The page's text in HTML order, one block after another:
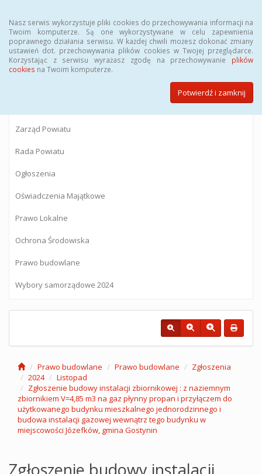
Nasz serwis wykorzystuje pliki cookies do przechowywania informacji na
Twoim komputerze. Są one wykorzystywane w celu zapewnienia
poprawnego działania serwisu. W każdej chwili możesz dokonać zmiany
ustawień dot. przechowywania plików cookies w Twojej przeglądarce.
Korzystając z serwisu wyrażasz zgodę na przechowywanie plików
cookies na Twoim komputerze.
Potwierdź i zamknij
BIULETYN INFORMACJI PUBLICZNEJ
Starostwa Powiatowego w Gostyninie
Zarząd Powiatu
Rada Powiatu
Ogłoszenia
Oświadczenia Majątkowe
Prawo Lokalne
Ochrona Środowiska
Prawo budowlane
Wybory samorządowe 2024
Prawo budowlane Prawo budowlane
Zgłoszenia
2024
Listopad
Zgłoszenie budowy instalacji zbiornikowej : z naziemnym
zbiornikiem V=4,85 m3 na gaz płynny propan i przyłączem do
użytkowanego budynku mieszkalnego jednorodzinnego i
budowa instalacji gazowej wewnątrz tego budynku w
miejscowości Józefków, gmina Gostynin
Zgłoszenie budowy instalacji